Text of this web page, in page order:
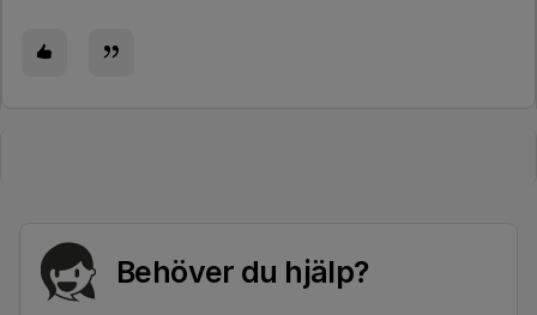
Behöver du hjälp?